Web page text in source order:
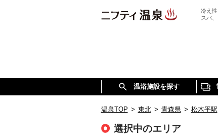
冷え
スパ
温浴施設を探す
温泉TOP > 東北 > 青森県 > 松木平駅
選択中のエリア